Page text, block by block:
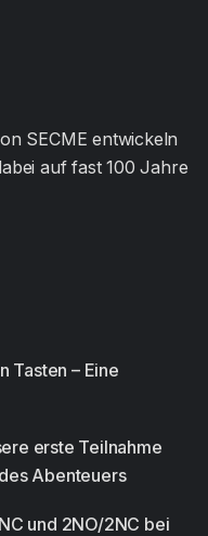
SECME entwickeln
auf fast 100 Jahre
Tasten – Eine
erste Teilnahme
Abenteuers
und 2NO/2NC bei